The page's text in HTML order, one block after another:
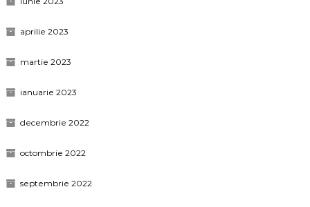
aprilie 2023
martie 2023
ianuarie 2023
decembrie 2022
octombrie 2022
septembrie 2022